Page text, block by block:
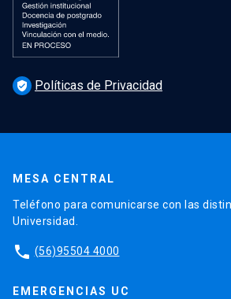
verified_user Políticas de Privacidad
MESA CENTRAL
Teléfono para comunicarse con las
Universidad.
phone (56)95504 4000
EMERGENCIAS UC